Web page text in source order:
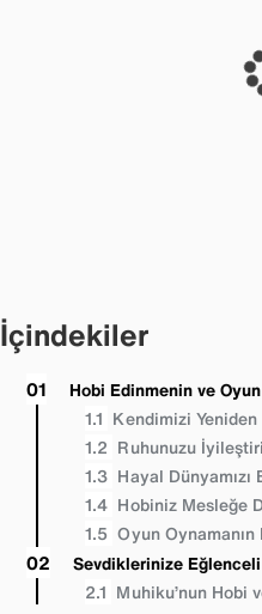
İçindekiler
Hobi Edinmenin ve
Kendimizi
Ruhunuzu
Hayal Dünyamızı
Hobiniz Mesleğe
Oyun Oynamanın
Sevdiklerinize
Muhiku’nun Hobi